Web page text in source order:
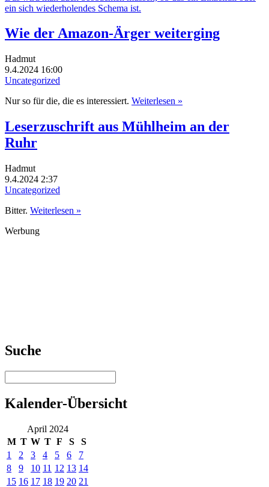
ein sich wiederholendes Schema ist.
Wie der Amazon-Ärger weiterging
Hadmut
9.4.2024 16:00
Uncategorized
Nur so für die, die es interessiert. Weiterlesen »
Leserzuschrift aus Mühlheim an der
Ruhr
Hadmut
9.4.2024 2:37
Uncategorized
Bitter. Weiterlesen »
Werbung
Suche
Kalender-Übersicht
April 2024
M T W T F S
S
1
2 3 4 5 6
7
8
9 10 11 12 13 14
15 16 17 18 19 20 21